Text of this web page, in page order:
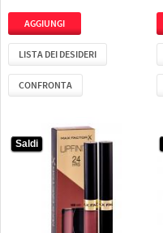
LISTA DEI DESIDERI
CONFRONTA
Saldi
Saldi